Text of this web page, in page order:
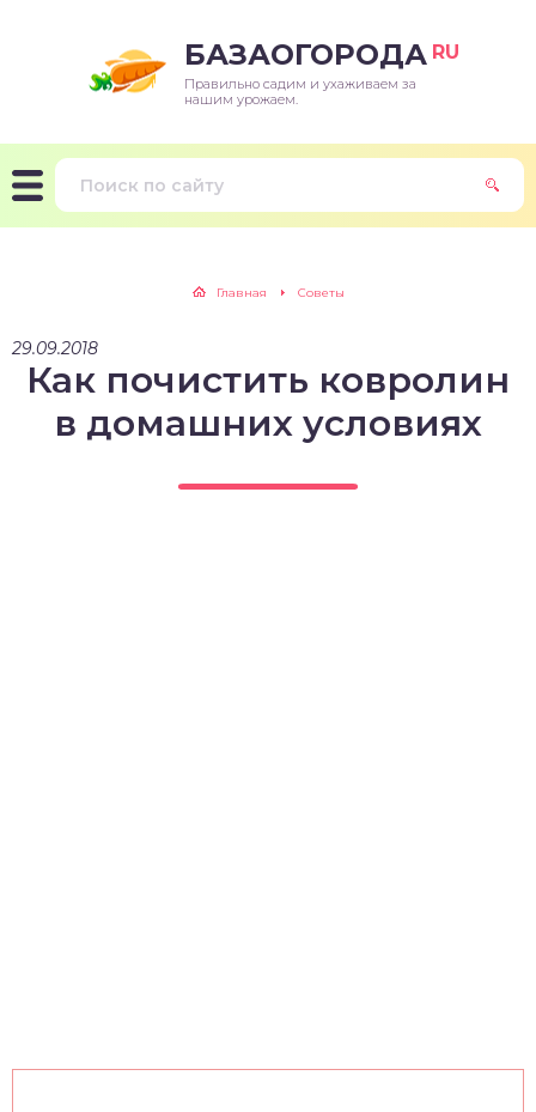
БАЗАОГОРОДА RU
Правильно садим и ухаживаем за
нашим урожаем.
Главная Советы
29.09.2018
Как почистить ковролин
в домашних условиях